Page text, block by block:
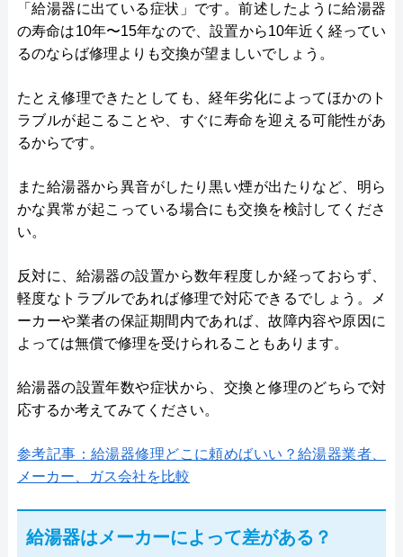
「給湯器に出ている症状」です。前述したように給湯器
の寿命は10年〜15年なので、設置から10年近く経ってい
るのならば修理よりも交換が望ましいでしょう。
たとえ修理できたとしても、経年劣化によってほかのト
ラブルが起こることや、すぐに寿命を迎える可能性があ
るからです。
また給湯器から異音がしたり黒い煙が出たりなど、明ら
かな異常が起こっている場合にも交換を検討してくださ
い。
反対に、給湯器の設置から数年程度しか経っておらず、
軽度なトラブルであれば修理で対応できるでしょう。メ
ーカーや業者の保証期間内であれば、故障内容や原因に
よっては無償で修理を受けられることもあります。
給湯器の設置年数や症状から、交換と修理のどちらで対
応するか考えてみてください。
参考記事：給湯器修理どこに頼めばいい？給湯器業者、
メーカー、ガス会社を比較
給湯器はメーカーによって差がある？